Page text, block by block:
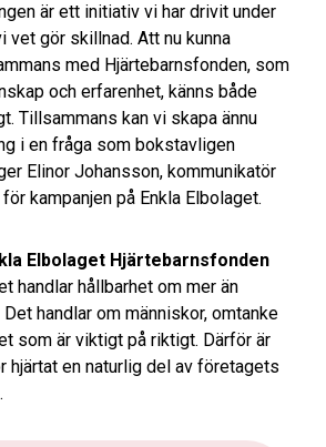
är ett initiativ vi har drivit under
vet gör skillnad. Att nu kunna
med Hjärtebarnsfonden, som
och erfarenhet, känns både
Tillsammans kan vi skapa ännu
i en fråga som bokstavligen
Elinor Johansson, kommunikatör
kampanjen på Enkla Elbolaget.
Elbolaget Hjärtebarnsfonden
handlar hållbarhet om mer än
handlar om människor, omtanke
som är viktigt på riktigt. Därför är
hjärtat en naturlig del av företagets